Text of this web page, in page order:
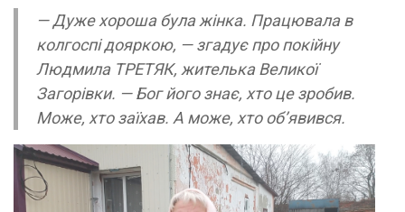
— Дуже хороша була жінка. Працювала в
колгоспі дояркою, — згадує про покійну
Людмила ТРЕТЯК, жителька Великої
Загорівки. — Бог його знає, хто це зробив.
Може, хто заїхав. А може, хто об’явився.